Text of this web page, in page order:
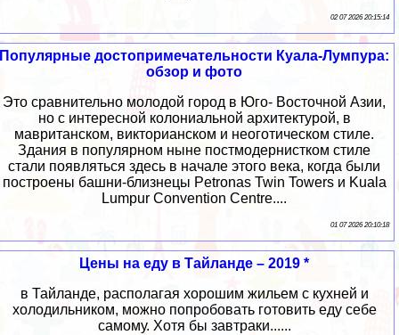
02 07 2026 20:15:14
Популярные достопримечательности Куала-Лумпура:
обзор и фото
Это сравнительно молодой город в Юго- Восточной Азии,
но с интересной колониальной архитектурой, в
мавританском, викторианском и неоготическом стиле.
Здания в популярном ныне постмодернистком стиле
стали появляться здесь в начале этого века, когда были
построены башни-близнецы Petronas Twin Towers и Kuala
Lumpur Convention Centre....
01 07 2026 20:10:18
Цены на еду в Тайланде – 2019 *
в Тайланде, располагая хорошим жильем с кухней и
холодильником, можно попробовать готовить еду себе
самому. Хотя бы завтраки......